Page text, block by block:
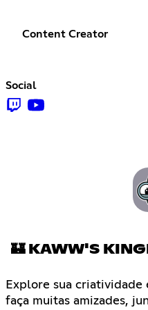
Content Creator
Social
🏰 KAWW'S
Explore sua criatividade
faça muitas amizades,